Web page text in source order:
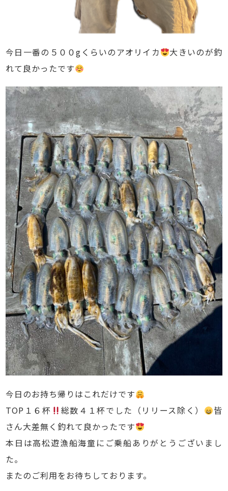
今日一番の５００gくらいのアオリイカ
大きいのが釣
れて良かったです
今日のお持ち帰りはこれだけです
TOP１６杯
総数４１杯でした（リリース除く）
皆
さん大差無く釣れて良かったです
本日は高松遊漁船海童にご乗船ありがとうございまし
た。
またのご利用をお待ちしております。